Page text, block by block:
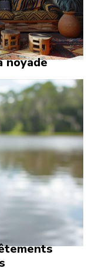
noyade